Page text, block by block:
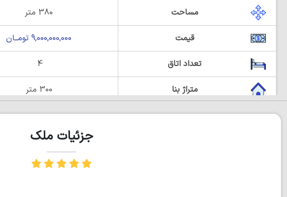
مساحت 380 متر
قیمت 9,000,000,000 تومــان
تعداد اتاق 4
متراژ بنا 300 متر
دوبلکس
جزئیات ملک